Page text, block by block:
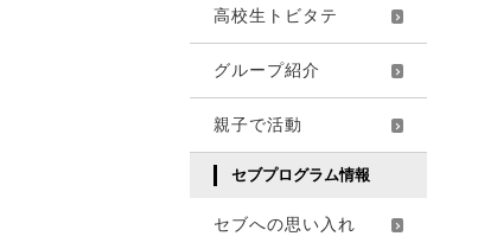
高校生トビタテ
グループ紹介
親子で活動
セブプログラム情報
セブへの思い入れ